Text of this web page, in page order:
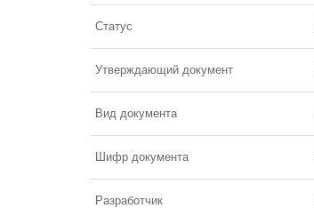
Статус
Утверждающий документ
Вид документа
Шифр документа
Разработчик